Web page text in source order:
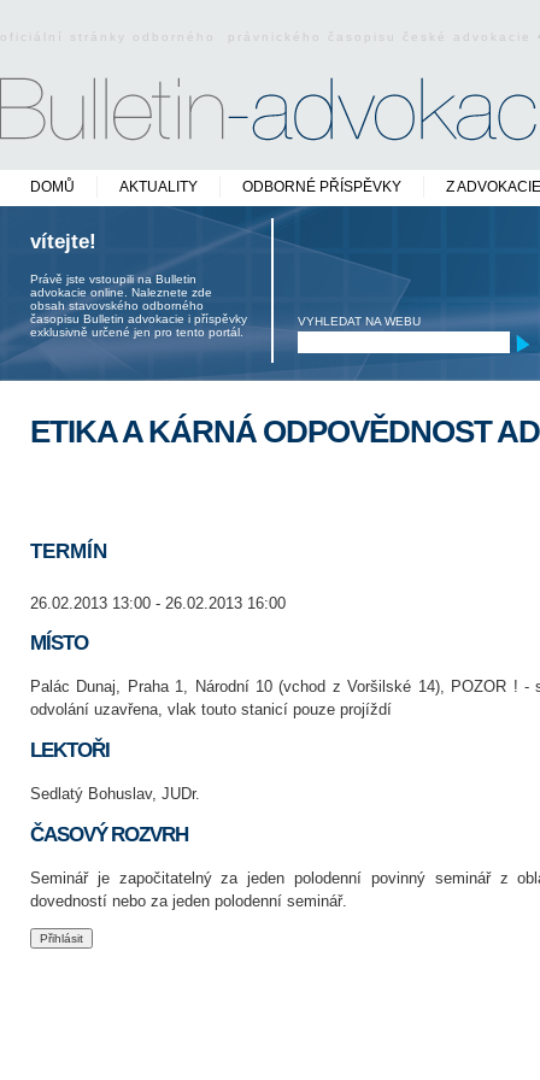
oficiální stránky odborného právnického časopisu české
DOMŮ AKTUALITY ODBORNÉ PŘÍSPĚVKY Z ADVOKACIE
vítejte!
Právě jste vstoupili na Bulletin
advokacie online. Naleznete zde
obsah stavovského odborného
časopisu Bulletin advokacie i příspěvky
exklusivně určené jen pro tento portál.
VYHLEDAT NA WEBU
ETIKA A KÁRNÁ ODPOVĚDNOST
TERMÍN
26.02.2013 13:00 - 26.02.2013 16:00
MÍSTO
Palác Dunaj, Praha 1, Národní 10 (vchod z Voršilské 14), POZOR ! -
odvolání uzavřena, vlak touto stanicí pouze projíždí
LEKTOŘI
Sedlatý Bohuslav, JUDr.
ČASOVÝ ROZVRH
Seminář je započitatelný za jeden polodenní povinný seminář z
dovedností nebo za jeden polodenní seminář.